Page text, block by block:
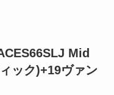
Mid
ック)+19ヴァン